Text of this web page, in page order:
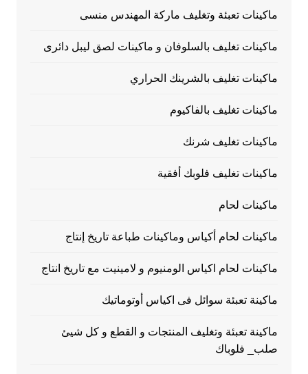
ماكينات تعبئة وتغليف ماركة المهندس منسى
ماكينات تغليف بالسلوفان و ماكينات لصق ليبل دائرى
ماكينات تغليف بالشرينك الحراري
ماكينات تغليف بالفاكيوم
ماكينات تغليف شرنك
ماكينات تغليف فلوبك أفقية
ماكينات لحام
ماكينات لحام أكياس وماكينات طباعة تاريخ إنتاج
ماكينات لحام اكياس الومنيوم و لامينيت مع تاريخ انتاج
ماكينة تعبئة سوائل فى اكياس أوتوماتيك
ماكينة تعبئة وتغليف المنتجات و القطع و كل شيئ
صلب_ فلوباك